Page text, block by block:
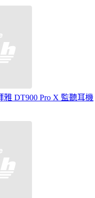
雅 DT900 Pro X 監聽耳機